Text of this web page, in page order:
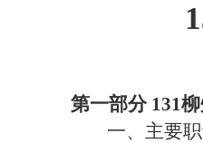
第一部分 131
一、 主要